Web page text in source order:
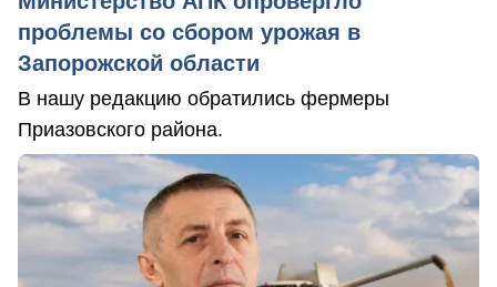
проблемы со сбором урожая в
Запорожской области
В нашу редакцию обратились фермеры
Приазовского района.